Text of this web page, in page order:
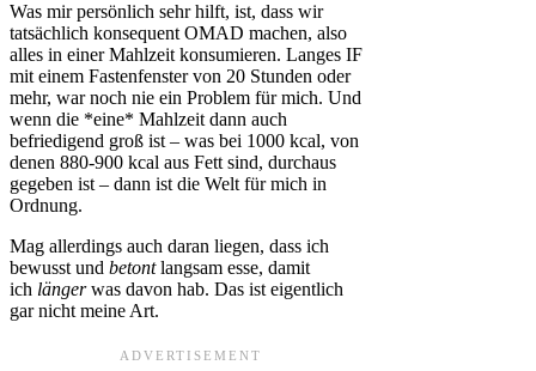
Was mir persönlich sehr hilft, ist, dass wir
tatsächlich konsequent OMAD machen, also
alles in einer Mahlzeit konsumieren. Langes IF
mit einem Fastenfenster von 20 Stunden oder
mehr, war noch nie ein Problem für mich. Und
wenn die *eine* Mahlzeit dann auch
befriedigend groß ist – was bei 1000 kcal, von
denen 880-900 kcal aus Fett sind, durchaus
gegeben ist – dann ist die Welt für mich in
Ordnung.
Mag allerdings auch daran liegen, dass ich
bewusst und betontlangsam esse, damit
ich längerwas davon hab. Das ist eigentlich
gar nicht meine Art.